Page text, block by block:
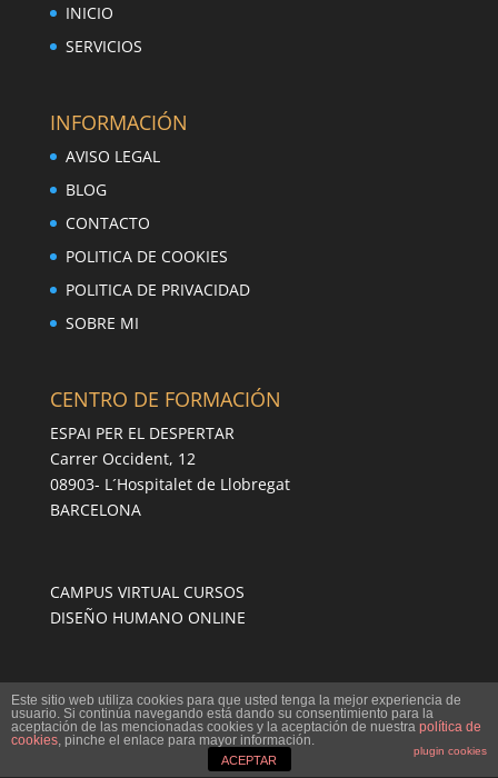
INICIO
SERVICIOS
INFORMACIÓN
AVISO LEGAL
BLOG
CONTACTO
POLITICA DE COOKIES
POLITICA DE PRIVACIDAD
SOBRE MI
CENTRO DE FORMACIÓN
ESPAI PER EL DESPERTAR
Carrer Occident, 12
08903- L´Hospitalet de Llobregat
BARCELONA
CAMPUS VIRTUAL CURSOS
DISEÑO HUMANO ONLINE
© 2022 JOSEP BOADA VIVES ®
TODOS LOS DERECHOS RESERVADOS
Este sitio web utiliza cookies para que usted tenga la mejor experiencia de
usuario. Si continúa navegando está dando su consentimiento para la
aceptación de las mencionadas cookies y la aceptación de nuestra política de
cookies, pinche el enlace para mayor información.
plugin cookies
ACEPTAR